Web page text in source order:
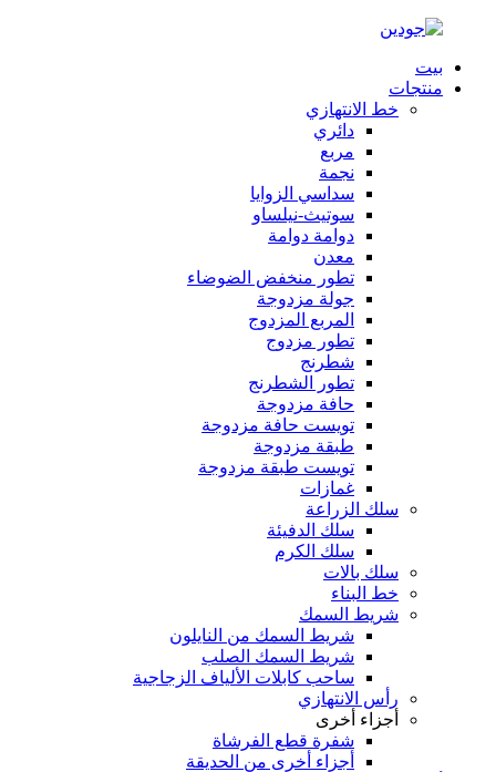
بيت
منتجات
خط الانتهازي
دائري
مربع
نجمة
سداسي الزوايا
سوتيث-نيلساو
دوامة دوامة
معدن
تطور منخفض الضوضاء
جولة مزدوجة
المربع المزدوج
تطور مزدوج
شطرنج
تطور الشطرنج
حافة مزدوجة
تويست حافة مزدوجة
طبقة مزدوجة
تويست طبقة مزدوجة
غمازات
سلك الزراعة
سلك الدفيئة
سلك الكرم
سلك بالات
خط البناء
شريط السمك
شريط السمك من النايلون
شريط السمك الصلب
ساحب كابلات الألياف الزجاجية
رأس الانتهازي
أجزاء أخرى
شفرة قطع الفرشاة
أجزاء أخرى من الحديقة